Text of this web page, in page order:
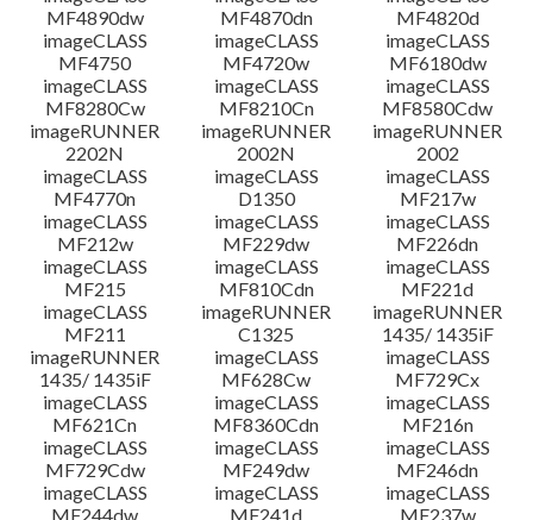
免責聲明
MF4890dw
MF4870dn
MF4820d
imageCLASS
MF4750
imageCLASS
MF4720w
imageCLASS
MF6180dw
imageCLASS
MF8280Cw
imageCLASS
MF8210Cn
imageCLASS
MF8580Cdw
imageRUNNER
2202N
imageRUNNER
2002N
imageRUNNER
2002
imageCLASS
MF4770n
imageCLASS
D1350
imageCLASS
MF217w
imageCLASS
MF212w
imageCLASS
MF229dw
imageCLASS
MF226dn
imageCLASS
MF215
imageCLASS
MF810Cdn
imageCLASS
MF221d
imageCLASS
MF211
imageRUNNER
C1325
imageRUNNER
1435/ 1435iF
imageRUNNER
1435/ 1435iF
imageCLASS
MF628Cw
imageCLASS
MF729Cx
imageCLASS
MF621Cn
imageCLASS
MF8360Cdn
imageCLASS
MF216n
imageCLASS
MF729Cdw
imageCLASS
MF249dw
imageCLASS
MF246dn
imageCLASS
MF244dw
imageCLASS
MF241d
imageCLASS
MF237w